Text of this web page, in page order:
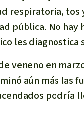
respiratoria, tos
pública. No hay
les diagnostica
veneno en
aún más las
podría